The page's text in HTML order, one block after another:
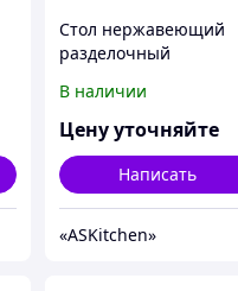
Стол нержавеющий
разделочный
полки ASKitchen ASKO-
15/6
В наличии
Цену уточняйте
Написать
«ASKitсhen»